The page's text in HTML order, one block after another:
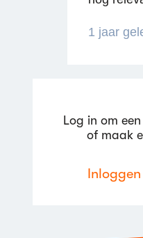
1 jaar
Log in om
of maak
Inloggen